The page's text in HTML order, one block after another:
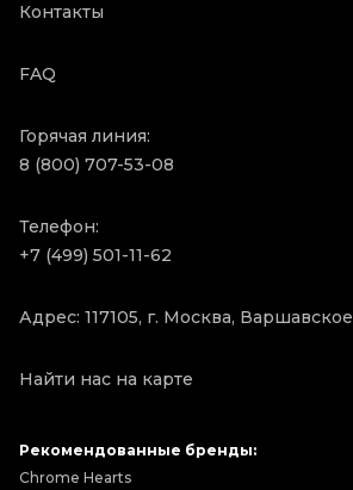
Контакты
FAQ
Горячая линия:
8 (800) 707-53-08
Телефон:
+7 (499) 501-11-62
Адрес: 117105, г. Москва,
Найти нас на карте
Рекомендованные бренды:
Chrome Hearts